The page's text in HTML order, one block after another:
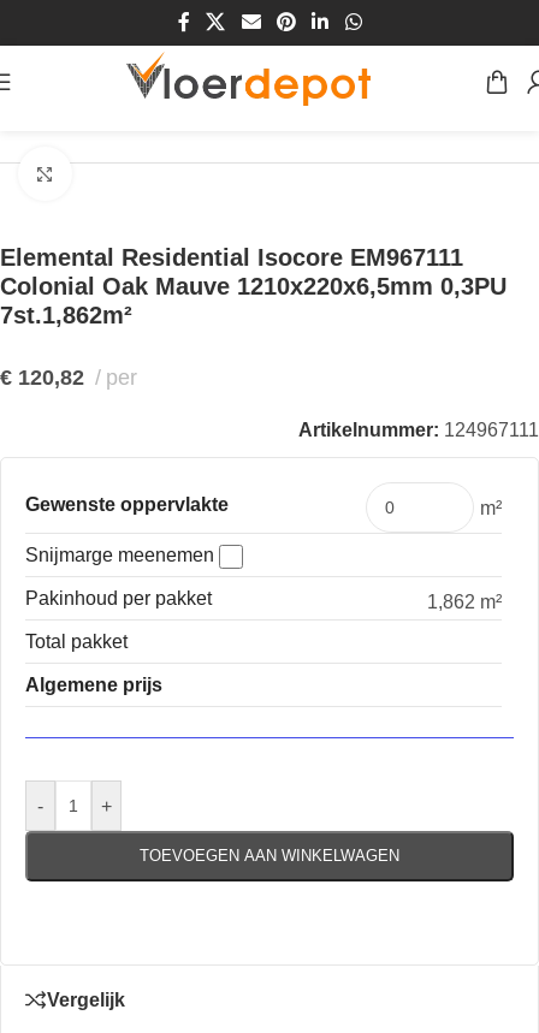
Elemental Residential Isocore EM967111
Colonial Oak Mauve 1210x220x6,5mm 0,3PU
7st.1,862m²
€ 120,82 per
Artikelnummer: 124967111
Gewenste oppervlakte m²
Snijmarge meenemen
Pakinhoud per pakket
1,862 m²
Total pakket
Algemene prijs
- +
TOEVOEGEN AAN WINKELWAGEN
Vergelijk